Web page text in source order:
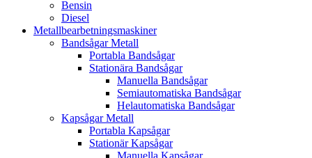
Bensin
Diesel
Metallbearbetningsmaskiner
Bandsågar Metall
Portabla Bandsågar
Stationära Bandsågar
Manuella Bandsågar
Semiautomatiska Bandsågar
Helautomatiska Bandsågar
Kapsågar Metall
Portabla Kapsågar
Stationär Kapsågar
Manuella Kapsågar